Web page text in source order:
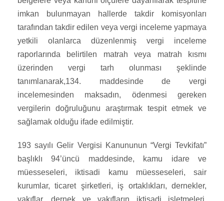
imkan bulunmayan hallerde takdir komisyonları
tarafından takdir edilen veya vergi inceleme yapmaya
yetkili olanlarca düzenlenmiş vergi inceleme
raporlarında belirtilen matrah veya matrah kısmı
üzerinden vergi tarh olunması şeklinde
tanımlanarak,134. maddesinde de vergi
incelemesinden maksadın, ödenmesi gereken
vergilerin doğruluğunu araştırmak tespit etmek ve
sağlamak olduğu ifade edilmiştir.
193 sayılı Gelir Vergisi Kanununun “Vergi Tevkifatı”
başlıklı 94’üncü maddesinde, kamu idare ve
müesseseleri, iktisadi kamu müesseseleri, sair
kurumlar, ticaret şirketleri, iş ortaklıkları, dernekler,
vakıflar, dernek ve vakıfların iktisadi işletmeleri,